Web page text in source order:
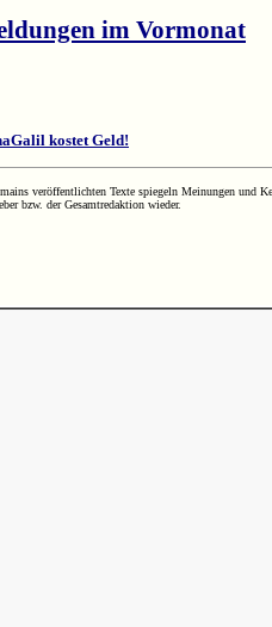
im Vormonat
kostet Geld!
veröffentlichten Texte spiegeln Meinungen und
bzw. der Gesamtredaktion wieder.